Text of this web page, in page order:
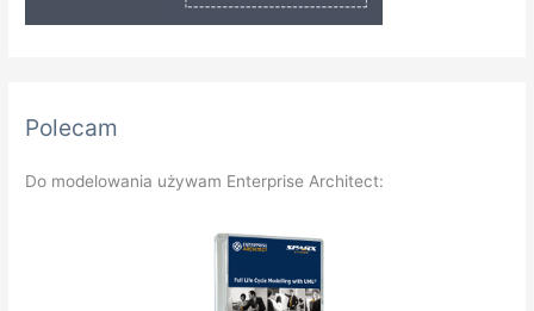
Polecam
Do modelowania używam Enterprise Architect: